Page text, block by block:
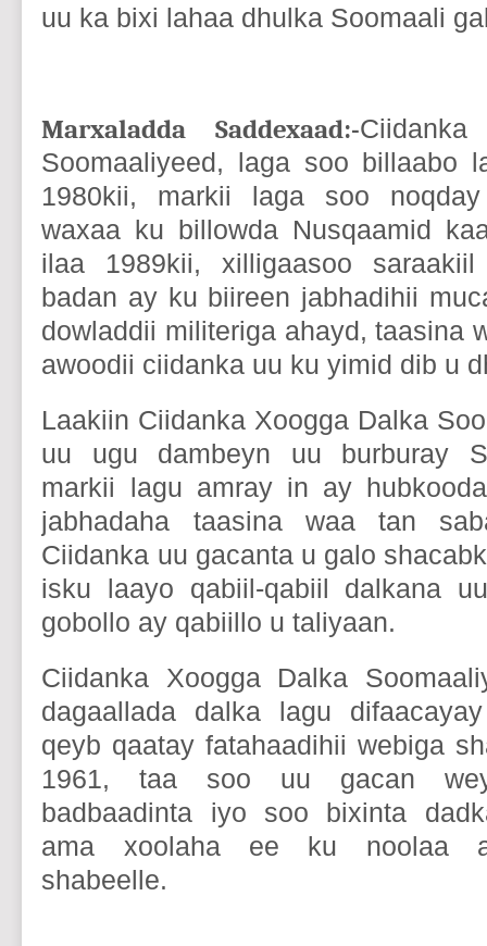
uu ka bixi lahaa dhulka Soomaali
Marxaladda Saddexaad:-
Soomaaliyeed, laga soo billaabo
1980kii, markii laga soo
waxaa ku billowda Nusqaamid
ilaa 1989kii, xilligaasoo
badan ay ku biireen jabhadihii
dowladdii militeriga ahayd, taasina
awoodii ciidanka uu ku yimid dib u
Laakiin Ciidanka Xoogga Dalka
uu ugu dambeyn uu burburay
markii lagu amray in ay
jabhadaha taasina waa tan
Ciidanka uu gacanta u galo
isku laayo qabiil-qabiil dalkana
gobollo ay qabiillo u taliyaan.
Ciidanka Xoogga Dalka
dagaallada dalka lagu
qeyb qaatay fatahaadihii webiga
1961, taa soo uu gacan
badbaadinta iyo soo bixinta
ama xoolaha ee ku noolaa
shabeelle.